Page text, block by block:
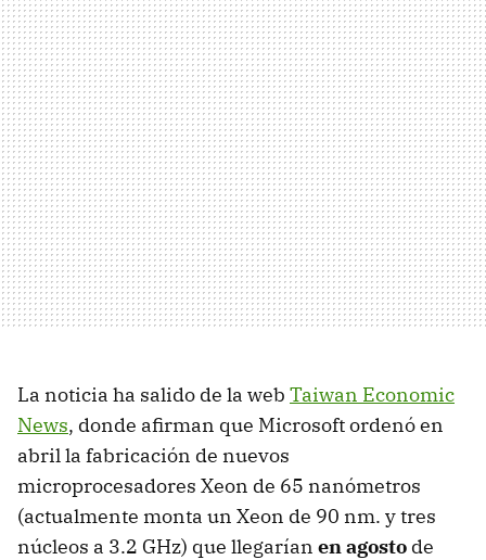
La noticia ha salido de la web Taiwan Economic
News, donde afirman que Microsoft ordenó en
abril la fabricación de nuevos
microprocesadores Xeon de 65 nanómetros
(actualmente monta un Xeon de 90 nm. y tres
núcleos a 3.2 GHz) que llegarían en agosto de